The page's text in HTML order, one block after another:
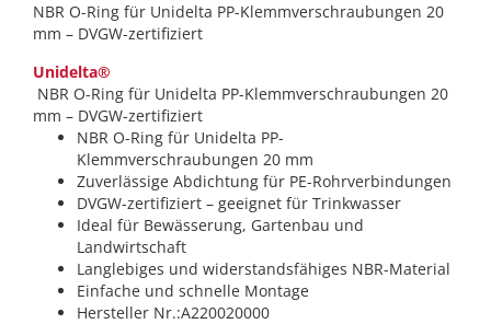
NBR O-Ring für Unidelta PP-Klemmverschraubungen 20
mm – DVGW-zertifiziert
Unidelta®
NBR O-Ring für Unidelta PP-Klemmverschraubungen 20
mm – DVGW-zertifiziert
NBR O-Ring für Unidelta PP-
Klemmverschraubungen 20 mm
Zuverlässige Abdichtung für PE-Rohrverbindungen
DVGW-zertifiziert – geeignet für Trinkwasser
Ideal für Bewässerung, Gartenbau und
Landwirtschaft
Langlebiges und widerstandsfähiges NBR-Material
Einfache und schnelle Montage
Hersteller Nr.:A220020000